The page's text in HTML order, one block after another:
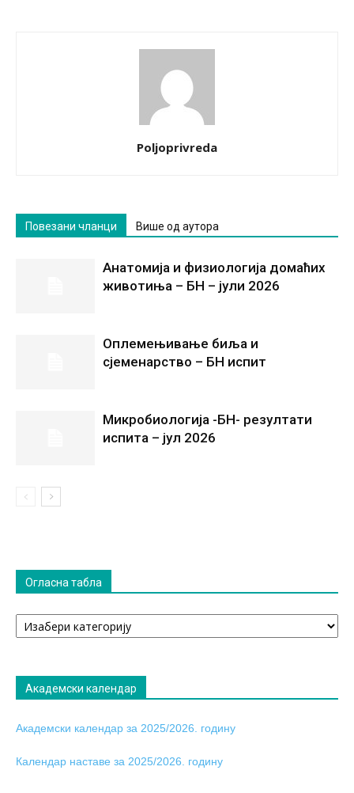
Poljoprivreda
Повезани чланци Више од аутора
Анатомија и физиологија домаћих
животиња – БН – јули 2026
Оплемењивање биља и
сјеменарство – БН испит
Микробиологија -БН- резултати
испита – јул 2026
Огласна табла
Огласна
табла
Академски календар
Академски календар за 2025/2026. годину
Календар наставе за 2025/2026. годину